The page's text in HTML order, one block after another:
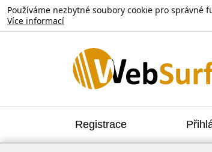
Používáme nezbytné soubory cookie pro správné
Více informací
Registrace